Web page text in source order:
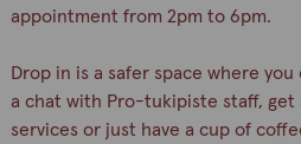
appointment from 2pm to 6pm.
Drop in is a safer space where
a chat with Pro-tukipiste staff, get
services or just have a cup of